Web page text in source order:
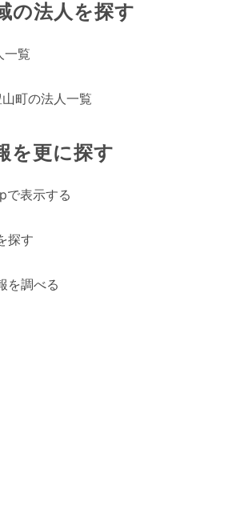
の法人を探す
一覧
町の法人一覧
を更に探す
で表示する
探す
を調べる